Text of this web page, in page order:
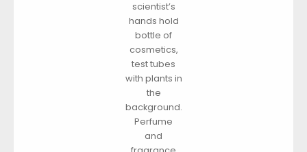
scientist’s
hands hold
bottle of
cosmetics,
test tubes
with plants in
the
background.
Perfume
and